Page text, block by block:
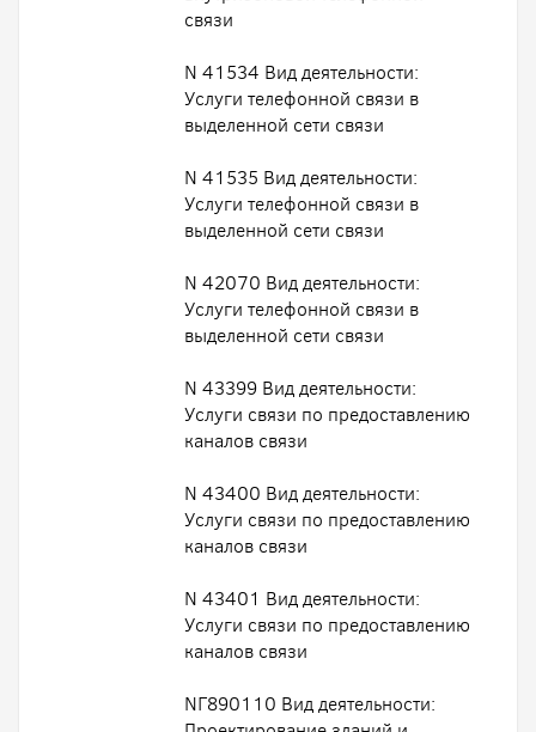
связи
N 41534 Вид деятельности:
Услуги телефонной связи в
выделенной сети связи
N 41535 Вид деятельности:
Услуги телефонной связи в
выделенной сети связи
N 42070 Вид деятельности:
Услуги телефонной связи в
выделенной сети связи
N 43399 Вид деятельности:
Услуги связи по предоставлению
каналов связи
N 43400 Вид деятельности:
Услуги связи по предоставлению
каналов связи
N 43401 Вид деятельности:
Услуги связи по предоставлению
каналов связи
NГ890110 Вид деятельности: